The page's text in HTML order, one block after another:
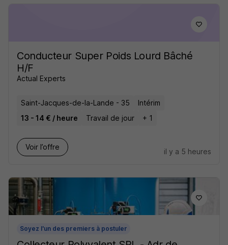
Conducteur Super Poids Lourd Bâché
H/F
Actual Experts
Saint-Jacques-de-la-Lande - 35
Intérim
13 - 14 € / heure
Travail de jour + 1
Voir l’offre
il y a 5 heures
Soyez l'un des premiers à postuler